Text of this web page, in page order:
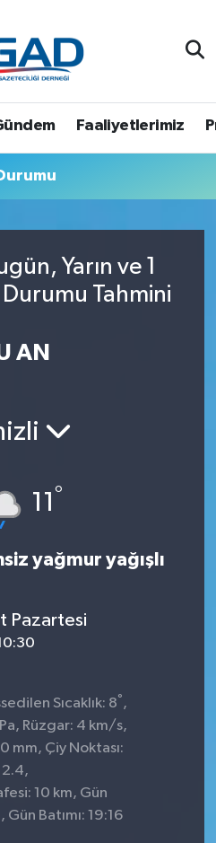
Faaliyetlerimiz
Yarın ve 1
Durumu Tahmini
AN
11 °
yağmur yağışlı
Pazartesi
Sıcaklık: 8° ,
Rüzgar: 4 km/s,
mm, Çiy Noktası:
2.4,
10 km, Gün
Batımı: 19:16